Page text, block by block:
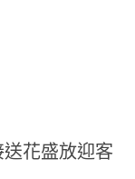
花盛放迎客